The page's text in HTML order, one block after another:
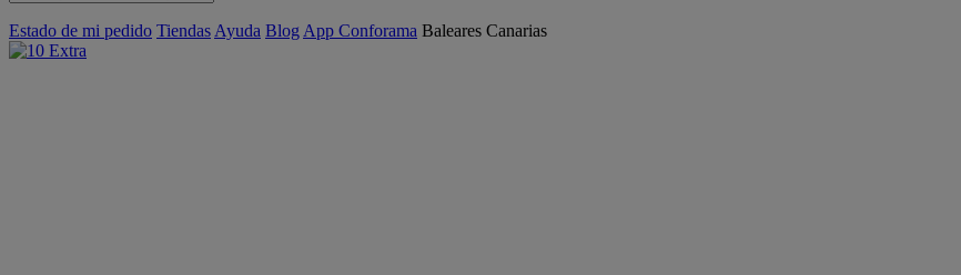
Estado de mi pedido Tiendas Ayuda Blog App Conforama Baleares Canarias